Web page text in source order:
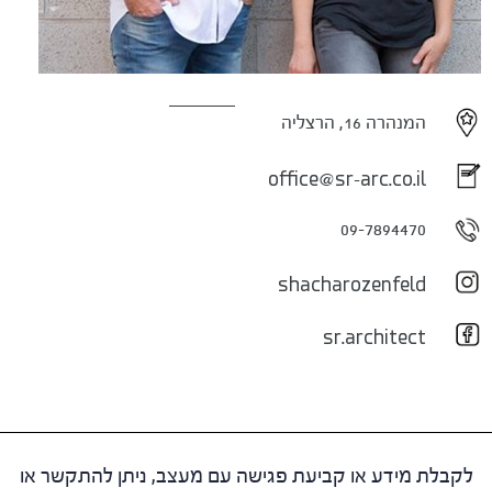
המנהרה 16, הרצליה
office@sr-arc.co.il
09-7894470
shacharozenfeld
sr.architect
לקבלת מידע או קביעת פגישה עם מעצב, ניתן להתקשר או